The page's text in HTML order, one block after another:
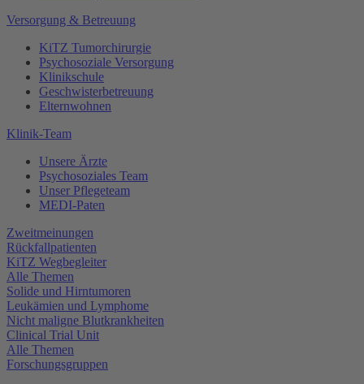
Versorgung & Betreuung
KiTZ Tumorchirurgie
Psychosoziale Versorgung
Klinikschule
Geschwisterbetreuung
Elternwohnen
Klinik-Team
Unsere Ärzte
Psychosoziales Team
Unser Pflegeteam
MEDI-Paten
Zweitmeinungen
Rückfallpatienten
KiTZ Wegbegleiter
Alle Themen
Solide und Hirntumoren
Leukämien und Lymphome
Nicht maligne Blutkrankheiten
Clinical Trial Unit
Alle Themen
Forschungsgruppen